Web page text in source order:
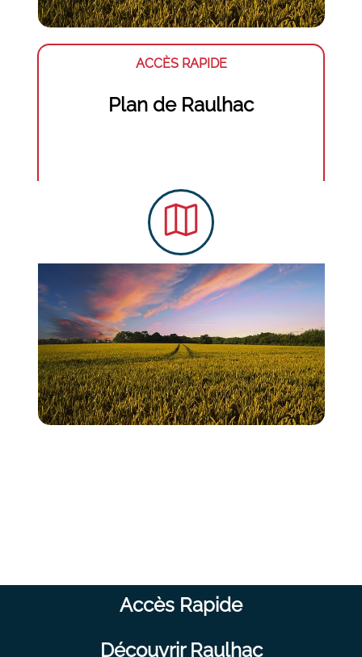
ACCÈS RAPIDE
Plan de Raulhac
Accès Rapide
Découvrir Raulhac